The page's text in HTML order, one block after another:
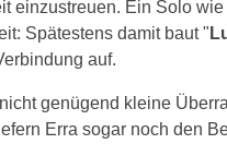
einzustreuen. Ein Solo
Spätestens damit baut "
auf.
genügend kleine
Erra sogar noch den